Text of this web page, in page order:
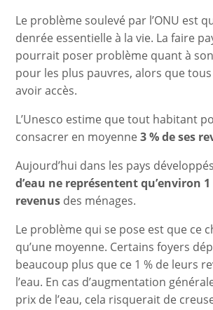
Le problème soulevé par l’ONU est
denrée essentielle à la vie. La faire
pourrait poser problème quant à
pour les plus pauvres, alors que
avoir accès.
L’Unesco estime que tout habitant
consacrer en moyenne3 % de ses
Aujourd’hui dans les pays
d’eau ne représentent qu’environ 1
revenus des ménages.
Le problème qui se pose est que ce
qu’une moyenne. Certains foyers
beaucoup plus que ce 1 % de leurs
l’eau. En cas d’augmentation
prix de l’eau, cela risquerait de